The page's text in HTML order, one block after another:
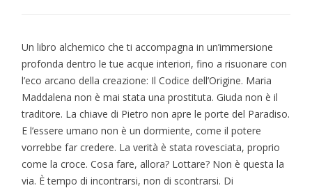
Un libro alchemico che ti accompagna in un’immersione
profonda dentro le tue acque interiori, fino a risuonare con
l’eco arcano della creazione: Il Codice dell’Origine. Maria
Maddalena non è mai stata una prostituta. Giuda non è il
traditore. La chiave di Pietro non apre le porte del Paradiso.
E l’essere umano non è un dormiente, come il potere
vorrebbe far credere. La verità è stata rovesciata, proprio
come la croce. Cosa fare, allora? Lottare? Non è questa la
via. È tempo di incontrarsi, non di scontrarsi. Di